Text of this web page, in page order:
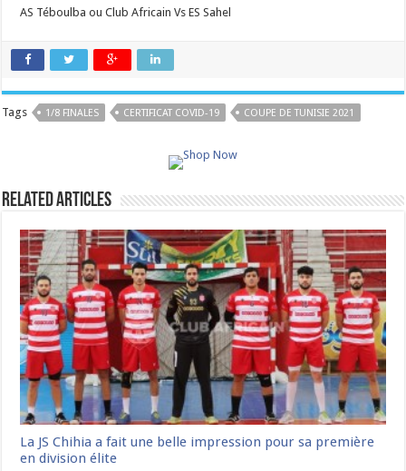
AS Téboulba ou Club Africain Vs ES Sahel
Tags 1/8 FINALES CERTIFICAT COVID-19 COUPE DE TUNISIE 2021
Related Articles
La JS Chihia a fait une belle impression pour sa première
en division élite